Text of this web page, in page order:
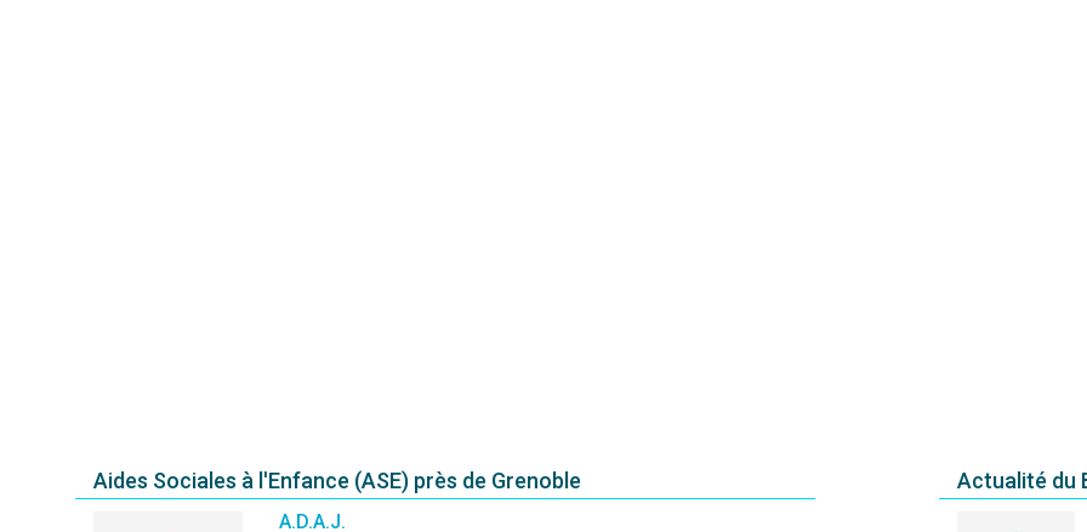
Aides Sociales à l'Enfance (ASE) près de Grenoble
A.D.A.J.
Actualité du